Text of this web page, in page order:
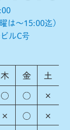
は～15:00迄)
ルC号